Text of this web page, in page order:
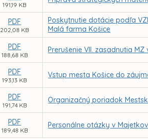
191,19 KB
PDF
202,08 KB
Poskytnutie dotácie podľa
Malá farma Košice
PDF
188,68 KB
Prerušenie VII. zasadnutia MZ
PDF
193,13 KB
Vstup mesta Košice do
PDF
191,74 KB
Organizačný poriadok
PDF
189,48 KB
Personálne otázky v